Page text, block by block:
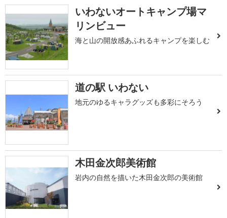
いわないオートキャンプ場マ
リンビュー
海と山の開放感あふれるキャンプを楽しむ
道の駅 いわない
地元のゆるキャラグッズも多彩にそろう
木田金次郎美術館
岩内の自然を描いた木田金次郎の美術館